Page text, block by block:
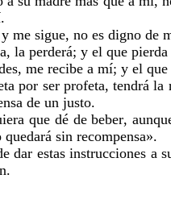
me sigue, no es digno de
la perderá; y el que
me recibe a mí; y el
por ser profeta, tendrá
de un justo.
que dé de beber,
sin recompensa».
dar estas instrucciones a